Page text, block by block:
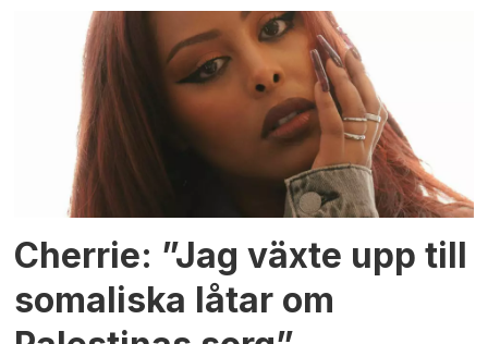
Cherrie: ”Jag växte upp till
somaliska låtar om